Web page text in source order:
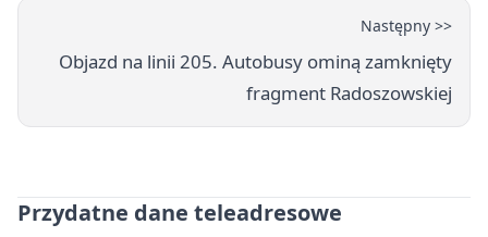
Następny >>
Objazd na linii 205. Autobusy ominą zamknięty
fragment Radoszowskiej
Przydatne dane teleadresowe